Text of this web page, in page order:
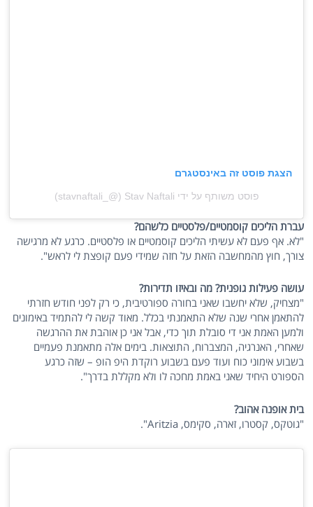
הצגת פוסט זה באינסטגרם
פוסט משותף על ידי ‏‎Stav Naftali‎‏ (@‏‎stavnaftali_‎‏)
עברת הליכים קוסמטיים/פלסטיים כלשהם?
"לא. אף פעם לא עשיתי הליכים קוסמטיים או פלסטיים. כרגע לא מרגישה
צורך, חוץ מהמחשבה הזאת על חזה שמידי פעם קופצת לי לראש".
עושה פעילות גופנית? מה ובאיזו תדירות?
"מצחיק, שלא יחשבו שאני בחורה ספורטיבית, כי רק לפני חודש חזרתי
להתאמן אחרי שנה שלא התאמנתי בכלל. מאוד קשה לי להתמיד באימונים
ולמען האמת אני די סובלת תוך כדי, אבל אני כן אוהבת את ההרגשה
שאחרי, האנרגיה, המצברוח, התוצאות. בימים אלה מתאמנת פעמיים
בשבוע אימוני כוח ועוד פעם בשבוע רוקדת היפ הופ – שזה כרגע
הספורט היחיד שאני באמת מחכה לו ולא מקללת בדרך".
בית אופנה אהוב?
"גוטקס, קסטרו, זארה, סקימס, Aritzia".